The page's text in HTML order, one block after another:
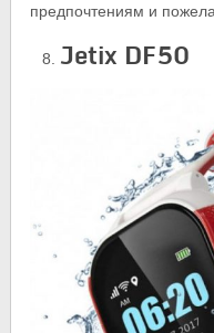
предпочтениям и
Jetix DF50